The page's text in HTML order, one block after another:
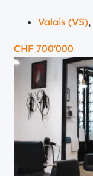
Valais (VS),
CHF 700'000